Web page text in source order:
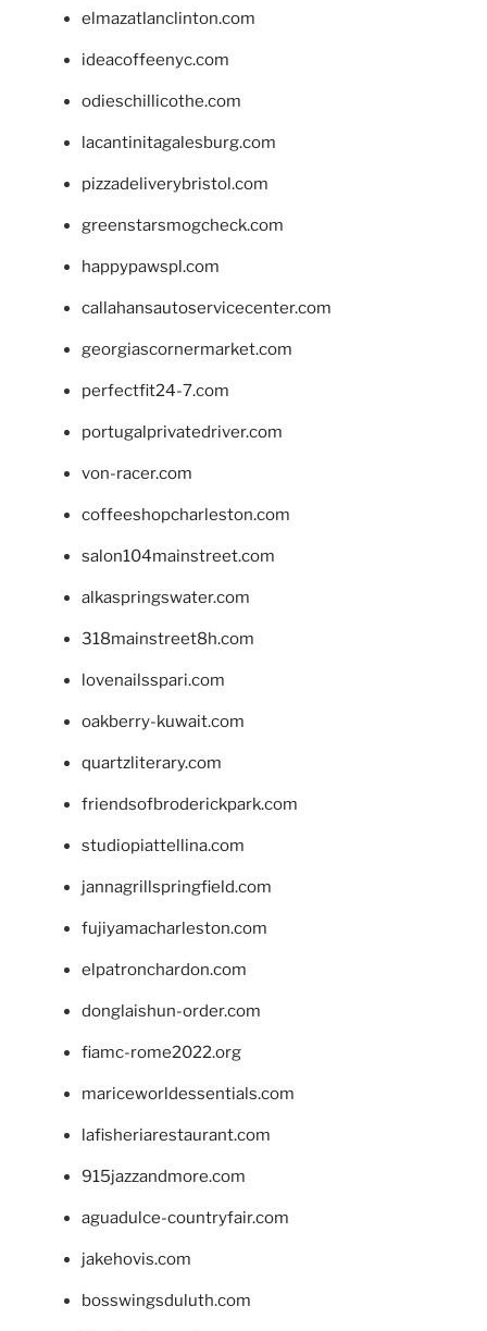
elmazatlanclinton.com
ideacoffeenyc.com
odieschillicothe.com
lacantinitagalesburg.com
pizzadeliverybristol.com
greenstarsmogcheck.com
happypawspl.com
callahansautoservicecenter.com
georgiascornermarket.com
perfectfit24-7.com
portugalprivatedriver.com
von-racer.com
coffeeshopcharleston.com
salon104mainstreet.com
alkaspringswater.com
318mainstreet8h.com
lovenailsspari.com
oakberry-kuwait.com
quartzliterary.com
friendsofbroderickpark.com
studiopiattellina.com
jannagrillspringfield.com
fujiyamacharleston.com
elpatronchardon.com
donglaishun-order.com
fiamc-rome2022.org
mariceworldessentials.com
lafisheriarestaurant.com
915jazzandmore.com
aguadulce-countryfair.com
jakehovis.com
bosswingsduluth.com